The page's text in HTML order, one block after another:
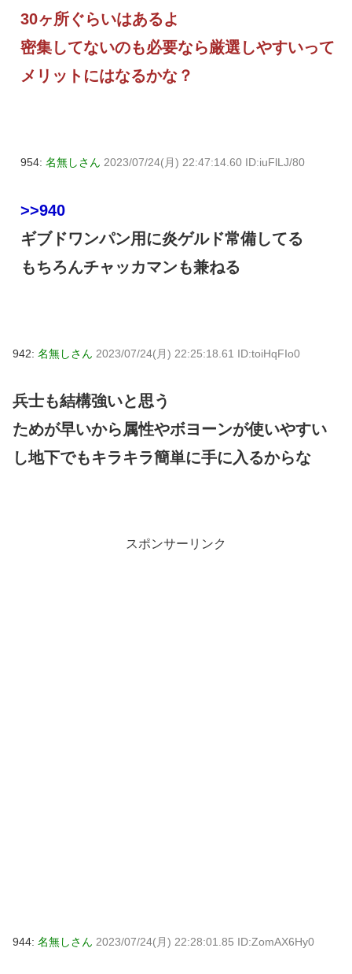
30ヶ所ぐらいはあるよ
密集してないのも必要なら厳選しやすいって
メリットにはなるかな？
954: 名無しさん 2023/07/24(月) 22:47:14.60 ID:iuFlLJ/80
>>940
ギブドワンパン用に炎ゲルド常備してる
もちろんチャッカマンも兼ねる
942: 名無しさん 2023/07/24(月) 22:25:18.61 ID:toiHqFIo0
兵士も結構強いと思う
ためが早いから属性やボヨーンが使いやすい
し地下でもキラキラ簡単に手に入るからな
スポンサーリンク
944: 名無しさん 2023/07/24(月) 22:28:01.85 ID:ZomAX6Hy0